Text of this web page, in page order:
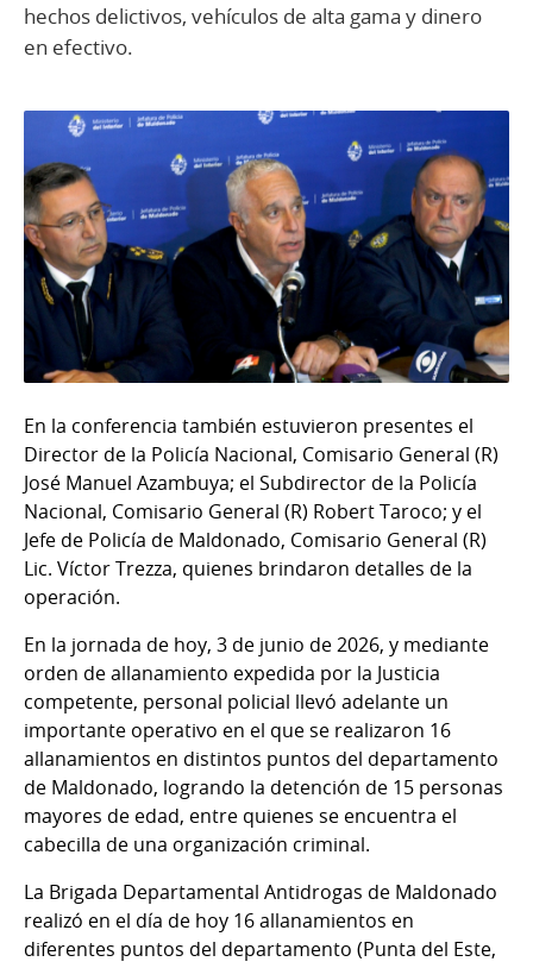
hechos delictivos, vehículos de alta gama y dinero
en efectivo.
En la conferencia también estuvieron presentes el
Director de la Policía Nacional, Comisario General (R)
José Manuel Azambuya; el Subdirector de la Policía
Nacional, Comisario General (R) Robert Taroco; y el
Jefe de Policía de Maldonado, Comisario General (R)
Lic. Víctor Trezza, quienes brindaron detalles de la
operación.
En la jornada de hoy, 3 de junio de 2026, y mediante
orden de allanamiento expedida por la Justicia
competente, personal policial llevó adelante un
importante operativo en el que se realizaron 16
allanamientos en distintos puntos del departamento
de Maldonado, logrando la detención de 15 personas
mayores de edad, entre quienes se encuentra el
cabecilla de una organización criminal.
La Brigada Departamental Antidrogas de Maldonado
realizó en el día de hoy 16 allanamientos en
diferentes puntos del departamento (Punta del Este,